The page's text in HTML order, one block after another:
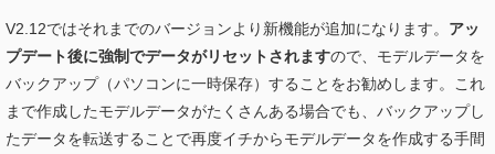
V2.12ではそれまでのバージョンより新機能が追加になります。 アッ
プデート後に強制でデータがリセットされますので、モデルデータを
バックアップ（パソコンに一時保存）することをお勧めします。これ
まで作成したモデルデータがたくさんある場合でも、バックアップし
たデータを転送することで再度イチからモデルデータを作成する手間